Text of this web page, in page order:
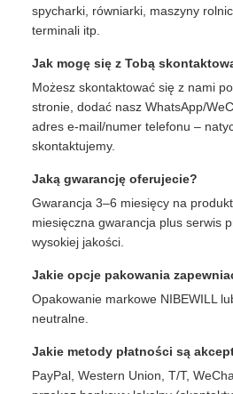
spycharki, równiarki, maszyny
terminali itp.
Jak mogę się z Tobą
Możesz skontaktować się z nami
stronie, dodać nasz WhatsApp/
adres e-mail/numer telefonu –
skontaktujemy.
Jaką gwarancję oferujecie?
Gwarancja 3–6 miesięcy na
miesięczna gwarancja plus serwis
wysokiej jakości.
Jakie opcje pakowania
Opakowanie markowe NIBEWILL
neutralne.
Jakie metody płatności są
PayPal, Western Union, T/T,